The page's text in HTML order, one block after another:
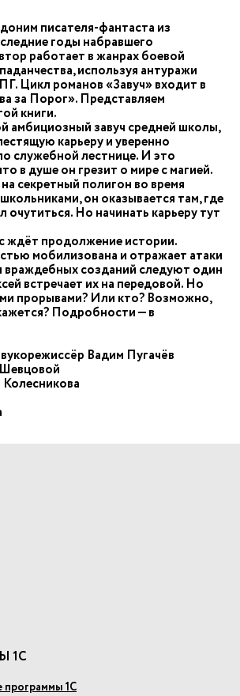
писателя-фантаста из
годы набравшего
работает в жанрах боевой
используя антуражи
Цикл романов «Завуч» входит в
за Порог». Представляем
книги.
амбициозный завуч средней школы,
карьеру и уверенно
служебной лестнице. И это
в душе он грезит о мире с магией.
секретный полигон во время
он оказывается там, где
очутиться. Но начинать карьеру тут
ждёт продолжение истории.
мобилизована и отражает атаки
враждебных созданий следуют один
встречает их на передовой. Но
прорывами? Или кто? Возможно,
Подробности — в
Вадим Пугачёв
1С
программы 1С